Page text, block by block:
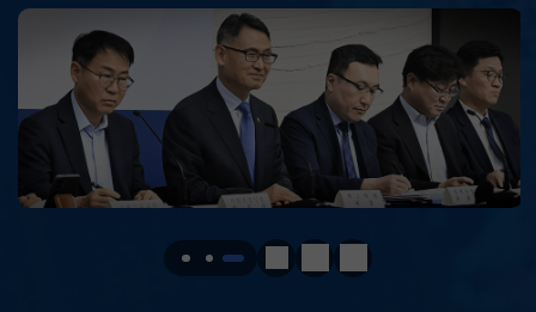
정지 이전 다음
국고채(3년) 3.746 0.004(상승)
달러-원 1417.7000 6.1000(하락)
KOSPI 6258.77 37.61(하락)
KOSDAQ 798.81 2.86(하락)